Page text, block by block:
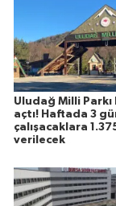
Uludağ Milli Parkı
açtı! Haftada 3
çalışacaklara
verilecek